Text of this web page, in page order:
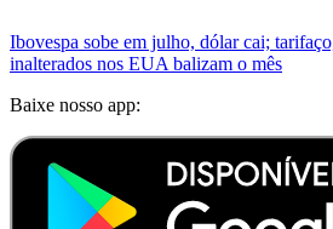
Ibovespa sobe em julho, dólar cai;
inalterados nos EUA balizam o mês
Baixe nosso app: